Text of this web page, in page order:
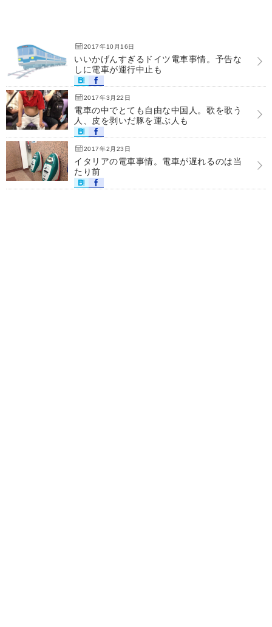
2017年10月16日
いいかげんすぎるドイツ電車事情。予告な
しに電車が運行中止も
2017年3月22日
電車の中でとても自由な中国人。歌を歌う
人、皮を剥いだ豚を運ぶ人も
2017年2月23日
イタリアの電車事情。電車が遅れるのは当
たり前